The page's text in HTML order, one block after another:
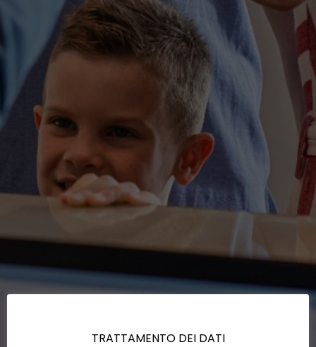
TRATTAMENTO DEI DATI